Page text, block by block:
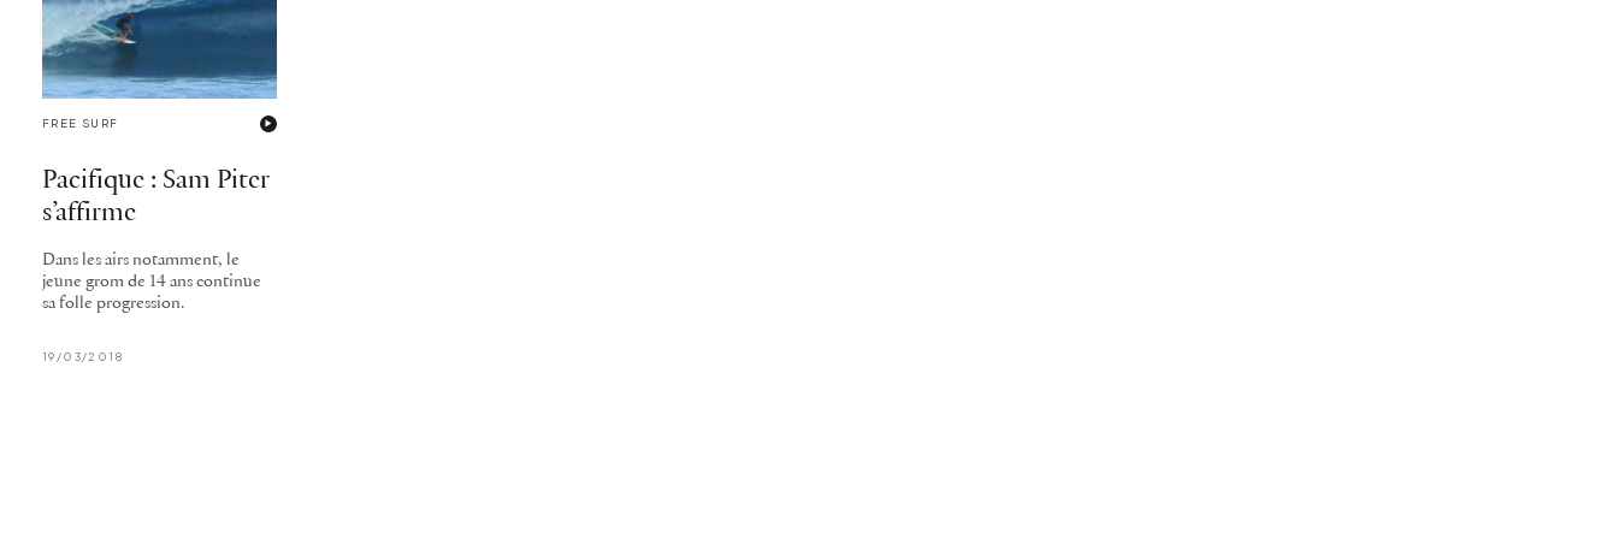
FREE SURF
Pacifique : Sam Piter
s’affirme
Dans les airs notamment, le
jeune grom de 14 ans continue
sa folle progression.
19/03/2018